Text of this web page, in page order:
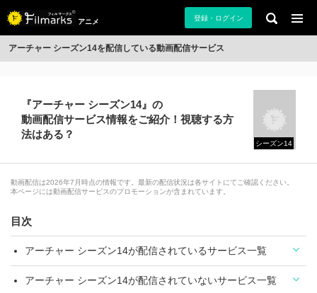
アニメ 登録・ログイン
アーチャー シーズン14を配信している動画配信サービス
『アーチャー シーズン14』の
動画配信サービス情報をご紹介！視聴する方
法はある？
シーズン14
動画配信は2026年7月時点の情報です。最新の配信状況は各サイトにてご確認ください。
本ページには動画配信サービスのプロモーションが含まれています。
目次
アーチャー シーズン14が配信されているサービス一覧
アーチャー シーズン14が配信されていないサービス一覧